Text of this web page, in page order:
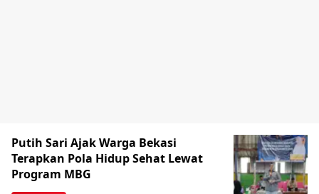
Putih Sari Ajak Warga Bekasi
Terapkan Pola Hidup Sehat Lewat
Program MBG